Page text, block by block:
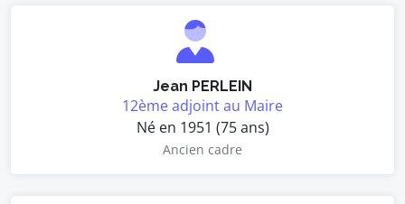
Jean PERLEIN
12ème adjoint au Maire
Né en 1951 (75 ans)
Ancien cadre